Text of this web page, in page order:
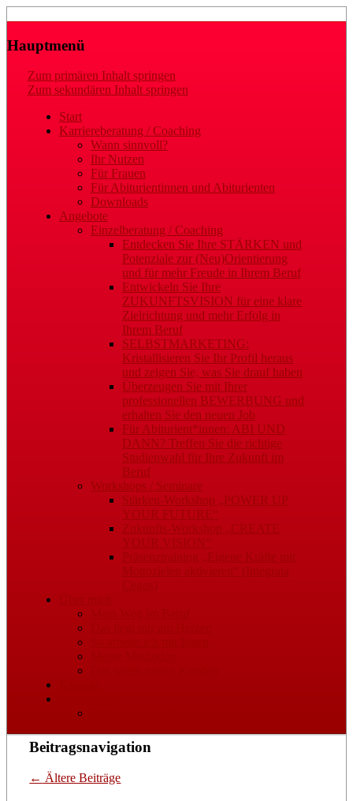
Gaby Regler
Hauptmenü
Zum primären Inhalt springen
Zum sekundären Inhalt springen
Start
Karriereberatung / Coaching
Wann sinnvoll?
Ihr Nutzen
Für Frauen
Für Abiturientinnen und Abiturienten
Downloads
Angebote
Einzelberatung / Coaching
Entdecken Sie Ihre STÄRKEN und
Potenziale zur (Neu)Orientierung
und für mehr Freude in Ihrem Beruf
Entwickeln Sie Ihre
ZUKUNFTSVISION für eine klare
Zielrichtung und mehr Erfolg in
Ihrem Beruf
SELBSTMARKETING:
Kristallisieren Sie Ihr Profil heraus
und zeigen Sie, was Sie drauf haben
Überzeugen Sie mit Ihrer
professionellen BEWERBUNG und
erhalten Sie den neuen Job
Für Abiturient*innen: ABI UND
DANN? Treffen Sie die richtige
Studienwahl für Ihre Zukunft im
Beruf
Workshops / Seminare
Stärken-Workshop „POWER UP
YOUR FUTURE“
Zukunfts-Workshop „CREATE
YOUR VISION“
Präsenztraining „Eigene Kräfte mit
Beitragsnavigation
← Ältere Beiträge